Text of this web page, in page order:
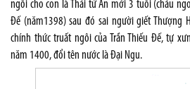
ngôi cho con là Thái tử Án mới 3 tuổi (cháu
Đế (năm1398) sau đó sai người giết Thượng
chính thức truất ngôi của Trần Thiếu Đế, tự
năm 1400, đổi tên nước là Đại Ngu.